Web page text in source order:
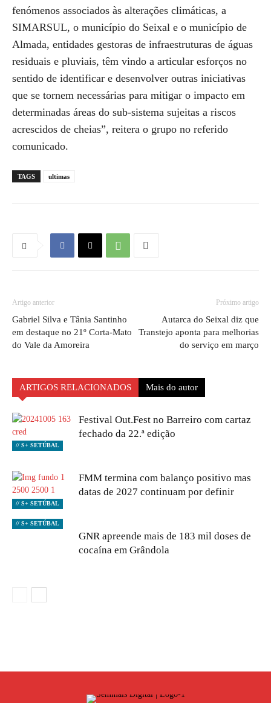
fenómenos associados às alterações climáticas, a
SIMARSUL, o município do Seixal e o município de
Almada, entidades gestoras de infraestruturas de águas
residuais e pluviais, têm vindo a articular esforços no
sentido de identificar e desenvolver outras iniciativas
que se tornem necessárias para mitigar o impacto em
determinadas áreas do sub-sistema sujeitas a riscos
acrescidos de cheias”, reitera o grupo no referido
comunicado.
TAGS ultimas
Artigo anterior
Gabriel Silva e Tânia Santinho
em destaque no 21º Corta-Mato
do Vale da Amoreira
Próximo artigo
Autarca do Seixal diz que
Transtejo aponta para melhorias
do serviço em março
ARTIGOS RELACIONADOS Mais do autor
// S+ SETÚBAL
Festival Out.Fest no Barreiro com cartaz
fechado da 22.ª edição
// S+ SETÚBAL
FMM termina com balanço positivo mas
datas de 2027 continuam por definir
// S+ SETÚBAL
GNR apreende mais de 183 mil doses de
cocaína em Grândola